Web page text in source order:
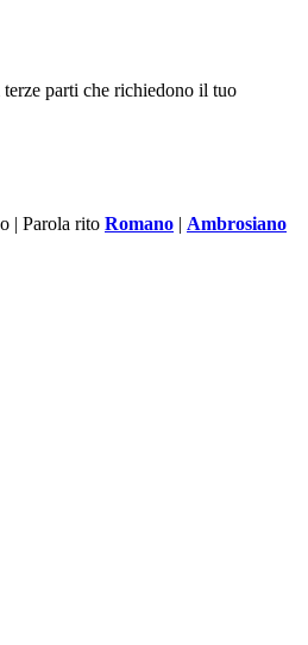
parti che richiedono il tuo
| Parola rito Romano | Ambrosiano